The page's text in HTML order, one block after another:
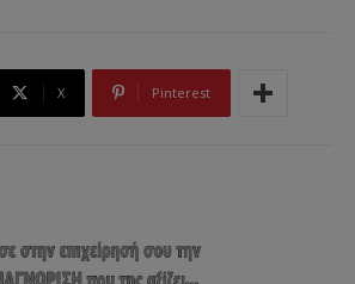
X Pinterest